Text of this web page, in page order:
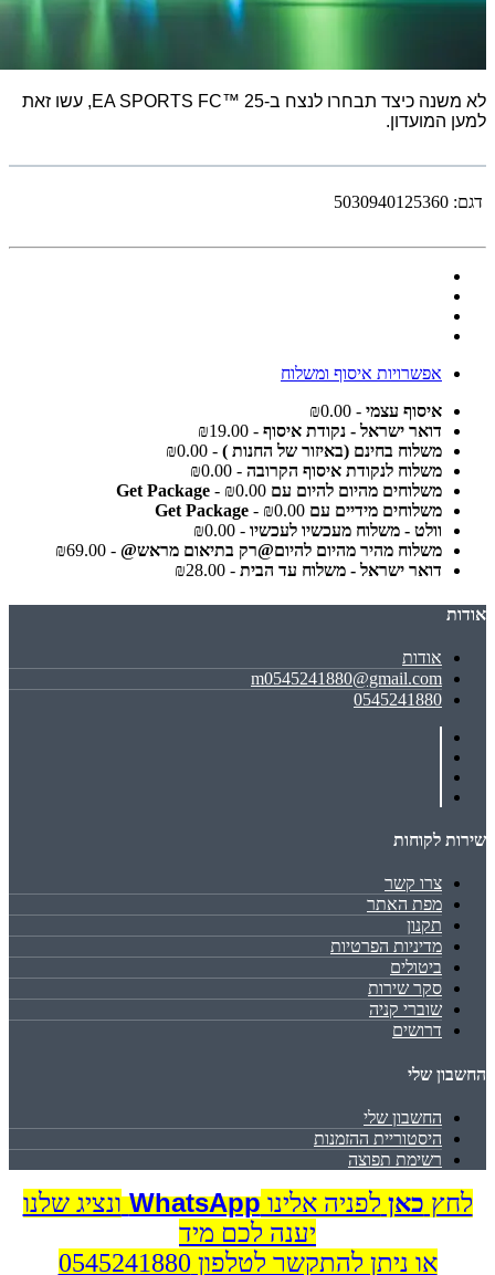
לא משנה כיצד תבחרו לנצח ב-EA SPORTS FC™ 25, עשו זאת
למען המועדון.
דגם: 5030940125360
אפשרויות איסוף ומשלוח
איסוף עצמי - ₪0.00
דואר ישראל - נקודת איסוף - ₪19.00
משלוח בחינם (באיזור של החנות ) - ₪0.00
משלוח לנקודת איסוף הקרובה - ₪0.00
משלוחים מהיום להיום עם Get Package - ₪0.00
משלוחים מידיים עם Get Package - ₪0.00
וולט - משלוח מעכשיו לעכשיו - ₪0.00
משלוח מהיר מהיום להיום@רק בתיאום מראש@ - ₪69.00
דואר ישראל - משלוח עד הבית - ₪28.00
אודות
אודות
m0545241880@gmail.com
0545241880
שירות לקוחות
צרו קשר
מפת האתר
תקנון
מדיניות הפרטיות
ביטולים
סקר שירות
שוברי קניה
דרושים
החשבון שלי
החשבון שלי
היסטוריית ההזמנות
רשימת תפוצה
לחץ כאן לפניה אלינוWhatsApp ונציג שלנו
יענה לכם מיד
או ניתן להתקשר לטלפון 0545241880